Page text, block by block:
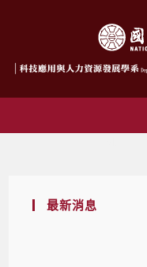
最新消息